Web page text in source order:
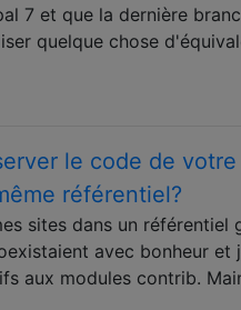
7 et que la dernière
quelque chose
le code de
référentiel?
sites dans un référentiel
avec bonheur et
aux modules contrib.